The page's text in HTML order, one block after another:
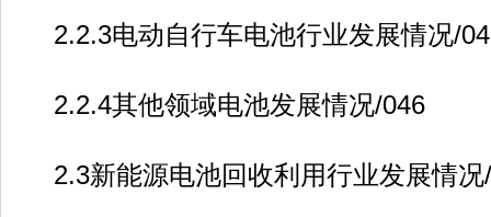
2.2.3电动自行车电池行业发展情况/
2.2.4其他领域电池发展情况/046
2.3新能源电池回收利用行业发展情况